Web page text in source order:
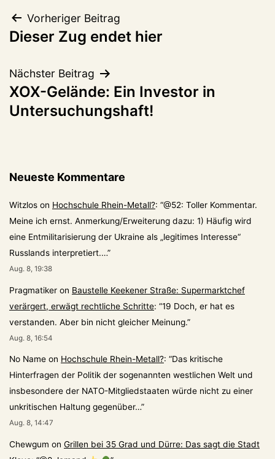
Beitragsnavigation
Vorheriger Beitrag
Dieser Zug endet hier
Nächster Beitrag
XOX-Gelände: Ein Investor in
Untersuchungshaft!
Neueste Kommentare
Witzlos on Hochschule Rhein-Metall?: “@52: Toller Kommentar.
Meine ich ernst. Anmerkung/Erweiterung dazu: 1) Häufig wird
eine Entmilitarisierung der Ukraine als „legitimes Interesse“
Russlands interpretiert.…”
Aug. 8, 19:38
Pragmatiker on Baustelle Keekener Straße: Supermarktchef
verärgert, erwägt rechtliche Schritte: “19 Doch, er hat es
verstanden. Aber bin nicht gleicher Meinung.”
Aug. 8, 16:54
No Name on Hochschule Rhein-Metall?: “Das kritische
Hinterfragen der Politik der sogenannten westlichen Welt und
insbesondere der NATO-Mitgliedstaaten würde nicht zu einer
unkritischen Haltung gegenüber…”
Aug. 8, 14:47
Chewgum on Grillen bei 35 Grad und Dürre: Das sagt die Stadt